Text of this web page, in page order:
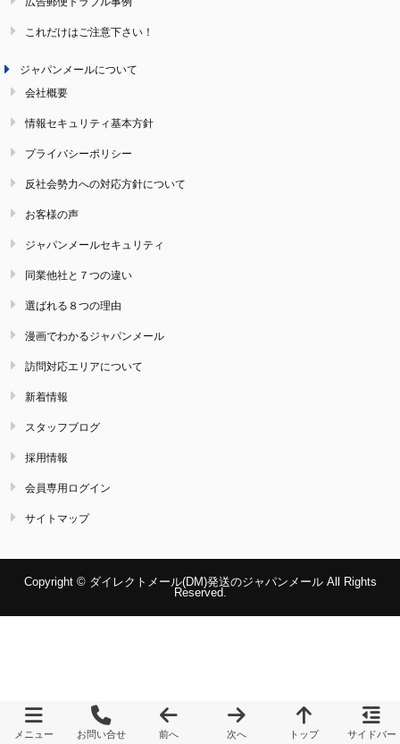
これだけはご注意下さい！
ジャパンメールについて
会社概要
情報セキュリティ基本方針
プライバシーポリシー
反社会勢力への対応方針について
お客様の声
ジャパンメールセキュリティ
同業他社と７つの違い
選ばれる８つの理由
漫画でわかるジャパンメール
訪問対応エリアについて
新着情報
スタッフブログ
採用情報
会員専用ログイン
サイトマップ
Copyright © ダイレクトメール(DM)発送のジャパンメール All Rights
Reserved.